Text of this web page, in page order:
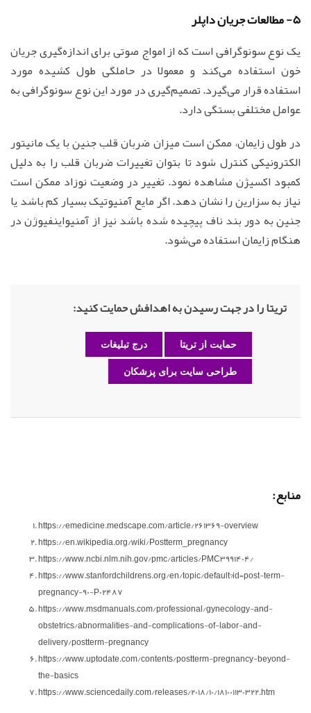
5- مطالعات جریان داپلر
یک نوع سونوگرافی است که از امواج صوتی برای اندازه‌گیری جریان
خون استفاده می‌کند و معمولا در حاملگی طول کشیده مورد
استفاده قرار می‌گیرد. تصمیم‌گیری در مورد این نوع سونوگرافی به
عوامل مختلفی بستگی دارد.
در طول زایمان، ممکن است میزان ضربان قلب جنین با یک مانیتور
الکترونیکی کنترل شود تا بتوان تغییرات ضربان قلب را به دلیل
کمبود اکسیژن مشاهده نمود. تغییر در وضعیت نوزاد ممکن است
نیاز به سزارین را نشان دهد. اگر مایع آمنیوتیک بسیار کم باشد یا
جنین به دور بند ناف پیچیده شده باشد نیز از آمنیواینفیوژن در
هنگام زایمان استفاده می‌شود.
تریتا را در جهت رسیدن به اهدافش حمایت کنید:
حمایت از تریتا درج تبلیغات
طراحی سایت برای پزشکان
منابع:
https://emedicine.medscape.com/article/261369-overview
https://en.wikipedia.org/wiki/Postterm_pregnancy
https://www.ncbi.nlm.nih.gov/pmc/articles/PMC3991404/
https://www.stanfordchildrens.org/en/topic/default?id=post-term-
pregnancy-90-P02487
https://www.msdmanuals.com/professional/gynecology-and-
obstetrics/abnormalities-and-complications-of-labor-and-
delivery/postterm-pregnancy
https://www.uptodate.com/contents/postterm-pregnancy-beyond-
the-basics
https://www.sciencedaily.com/releases/2018/10/181001130322.htm